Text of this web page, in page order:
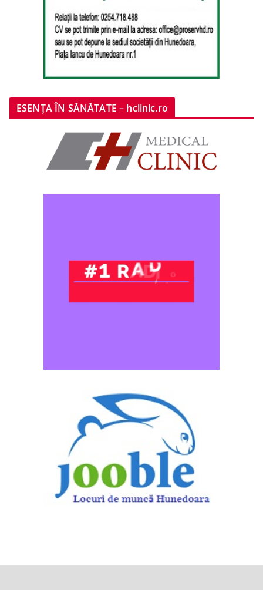
ESENȚA ÎN SĂNĂTATE – hclinic.ro